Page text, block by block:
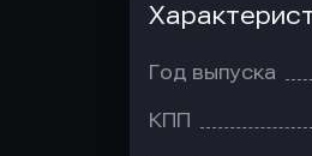
Год выпуска
КПП